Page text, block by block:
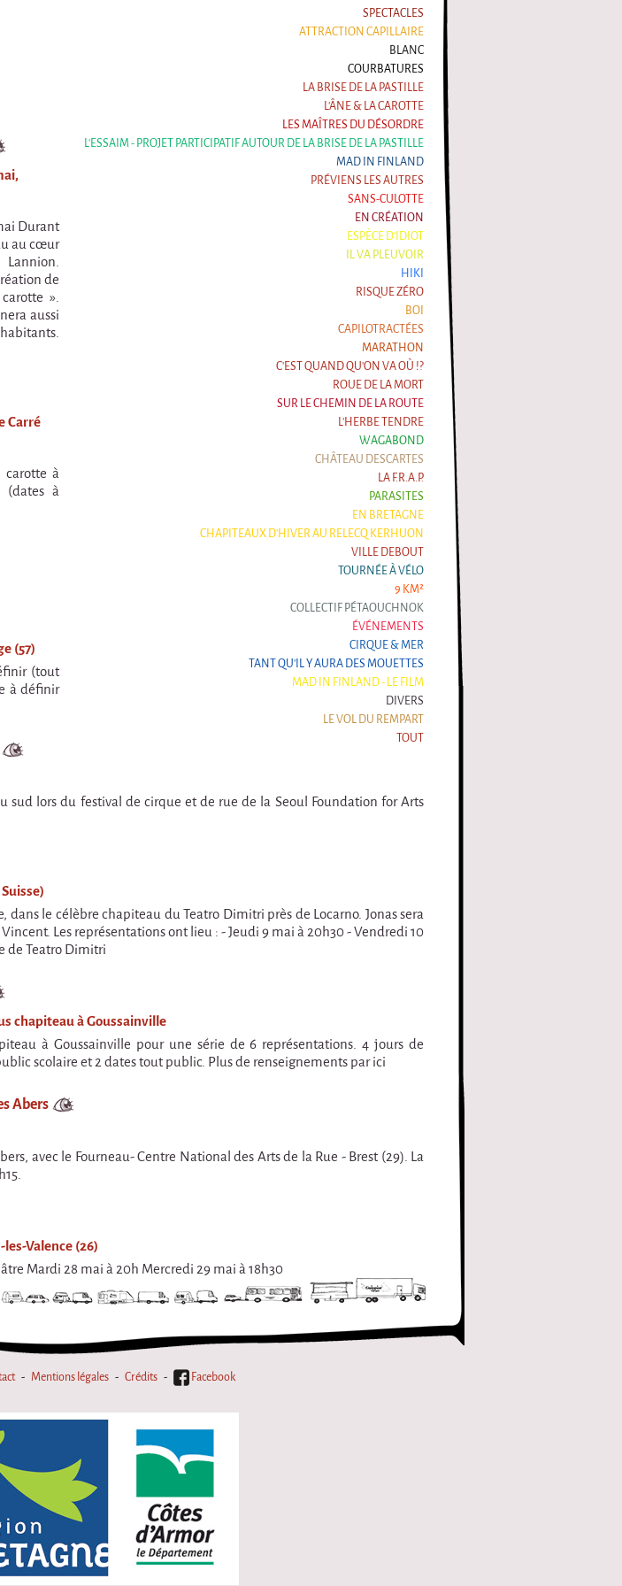
SPECTACLES
ATTRACTION CAPILLAIRE
BLANC
COURBATURES
LA BRISE DE LA PASTILLE
L'ÂNE & LA CAROTTE
LES MAÎTRES DU DÉSORDRE
L'ESSAIM - PROJET PARTICIPATIF AUTOUR DE LA BRISE DE LA PASTILLE
MAD IN FINLAND
PRÉVIENS LES AUTRES
SANS-CULOTTE
EN CRÉATION
ESPÈCE D'IDIOT
IL VA PLEUVOIR
HIKI
RISQUE ZÉRO
BOI
CAPILOTRACTÉES
MARATHON
C'EST QUAND QU'ON VA OÙ !?
ROUE DE LA MORT
SUR LE CHEMIN DE LA ROUTE
L'HERBE TENDRE
WAGABOND
CHÂTEAU DESCARTES
LA F.R.A.P.
PARASITES
EN BRETAGNE
CHAPITEAUX D'HIVER AU RELECQ KERHUON
VILLE DEBOUT
TOURNÉE À VÉLO
9 KM²
COLLECTIF PÉTAOUCHNOK
ÉVÉNEMENTS
CIRQUE & MER
TANT QU'IL Y AURA DES MOUETTES
MAD IN FINLAND - LE FILM
DIVERS
LE VOL DU REMPART
TOUT
Durant
au cœur
de
».
aussi
Carré
carotte à
(dates à
(57)
(tout
à définir
sud lors du festival de cirque et de rue de la Seoul Foundation for Arts
dans le célèbre chapiteau du Teatro Dimitri près de Locarno. Jonas sera
Les représentations ont lieu : - Jeudi 9 mai à 20h30 - Vendredi 10
de Teatro Dimitri
chapiteau à Goussainville
à Goussainville pour une série de 6 représentations. 4 jours de
scolaire et 2 dates tout public. Plus de renseignements par ici
Abers
avec le Fourneau- Centre National des Arts de la Rue - Brest (29). La
Valence (26)
Mardi 28 mai à 20h Mercredi 29 mai à 18h30
Mentions légales Crédits Facebook